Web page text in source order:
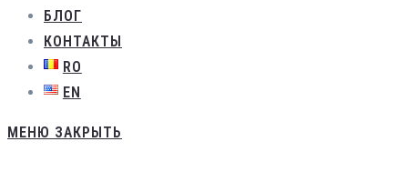
БЛОГ
КОНТАКТЫ
RO
EN
МЕНЮ ЗАКРЫТЬ